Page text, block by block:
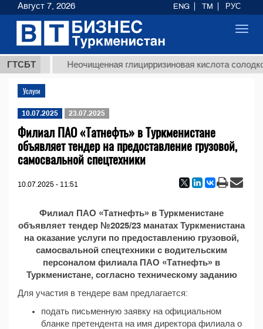
ГТСБТ
ТМТ Неочищенная глицирризиновая кислота
Услуги
10.07.2025 23.07.2025
Филиал ПАО «Татнефть» в Туркменистане
объявляет тендер на предоставление грузовой,
самосвальной спецтехники
10.07.2025 - 11:51
Филиал ПАО «Татнефть» в Туркменистане
объявляет тендер №2025/23 манатах Туркменистана
на оказание услуги по предоставлению грузовой,
самосвальной спецтехники с водительским
персоналом филиала ПАО «Татнефть» в
Туркменистане, согласно техническому заданию
Для участия в тендере вам предлагается:
подать письменную заявку на официальном
бланке претендента на имя директора филиала о
Август 7, 2026 ENG TM РУС